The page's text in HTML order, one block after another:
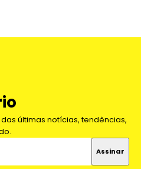
últimas notícias, tendências,